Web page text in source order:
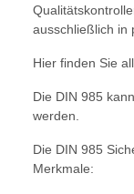
ausschließlich in
Hier finden Sie
Die DIN 985
werden.
Die DIN 985
Merkmale: